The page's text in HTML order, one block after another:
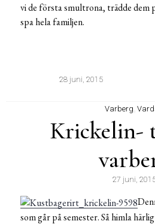
vi de första smultrona, trädde dem
spa hela familjen.
28 juni, 2015
Varberg
Krickelin-
27 juni,
som går på semester. Så himla